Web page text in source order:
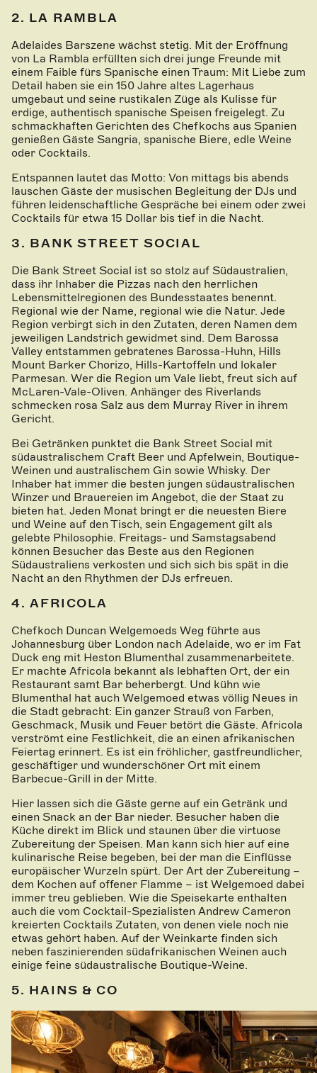
2. LA RAMBLA
Adelaides Barszene wächst stetig. Mit der Eröffnung
von La Rambla erfüllten sich drei junge Freunde mit
einem Faible fürs Spanische einen Traum: Mit Liebe zum
Detail haben sie ein 150 Jahre altes Lagerhaus
umgebaut und seine rustikalen Züge als Kulisse für
erdige, authentisch spanische Speisen freigelegt. Zu
schmackhaften Gerichten des Chefkochs aus Spanien
genießen Gäste Sangria, spanische Biere, edle Weine
oder Cocktails.
Entspannen lautet das Motto: Von mittags bis abends
lauschen Gäste der musischen Begleitung der DJs und
führen leidenschaftliche Gespräche bei einem oder zwei
Cocktails für etwa 15 Dollar bis tief in die Nacht.
3. BANK STREET SOCIAL
Die Bank Street Social ist so stolz auf Südaustralien,
dass ihr Inhaber die Pizzas nach den herrlichen
Lebensmittelregionen des Bundesstaates benennt.
Regional wie der Name, regional wie die Natur. Jede
Region verbirgt sich in den Zutaten, deren Namen dem
jeweiligen Landstrich gewidmet sind. Dem Barossa
Valley entstammen gebratenes Barossa-Huhn, Hills
Mount Barker Chorizo, Hills-Kartoffeln und lokaler
Parmesan. Wer die Region um Vale liebt, freut sich auf
McLaren-Vale-Oliven. Anhänger des Riverlands
schmecken rosa Salz aus dem Murray River in ihrem
Gericht.
Bei Getränken punktet die Bank Street Social mit
südaustralischem Craft Beer und Apfelwein, Boutique-
Weinen und australischem Gin sowie Whisky. Der
Inhaber hat immer die besten jungen südaustralischen
Winzer und Brauereien im Angebot, die der Staat zu
bieten hat. Jeden Monat bringt er die neuesten Biere
und Weine auf den Tisch, sein Engagement gilt als
gelebte Philosophie. Freitags- und Samstagsabend
können Besucher das Beste aus den Regionen
Südaustraliens verkosten und sich sich bis spät in die
Nacht an den Rhythmen der DJs erfreuen.
4. AFRICOLA
Chefkoch Duncan Welgemoeds Weg führte aus
Johannesburg über London nach Adelaide, wo er im Fat
Duck eng mit Heston Blumenthal zusammenarbeitete.
Er machte Africola bekannt als lebhaften Ort, der ein
Restaurant samt Bar beherbergt. Und kühn wie
Blumenthal hat auch Welgemoed etwas völlig Neues in
die Stadt gebracht: Ein ganzer Strauß von Farben,
Geschmack, Musik und Feuer betört die Gäste. Africola
verströmt eine Festlichkeit, die an einen afrikanischen
Feiertag erinnert. Es ist ein fröhlicher, gastfreundlicher,
geschäftiger und wunderschöner Ort mit einem
Barbecue-Grill in der Mitte.
Hier lassen sich die Gäste gerne auf ein Getränk und
einen Snack an der Bar nieder. Besucher haben die
Küche direkt im Blick und staunen über die virtuose
Zubereitung der Speisen. Man kann sich hier auf eine
kulinarische Reise begeben, bei der man die Einflüsse
europäischer Wurzeln spürt. Der Art der Zubereitung –
dem Kochen auf offener Flamme – ist Welgemoed dabei
immer treu geblieben. Wie die Speisekarte enthalten
auch die vom Cocktail-Spezialisten Andrew Cameron
kreierten Cocktails Zutaten, von denen viele noch nie
etwas gehört haben. Auf der Weinkarte finden sich
neben faszinierenden südafrikanischen Weinen auch
einige feine südaustralische Boutique-Weine.
5. HAINS & CO